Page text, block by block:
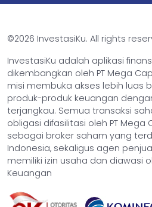
©2026 InvestasiKu. All rights
InvestasiKu adalah aplikasi
dikembangkan oleh PT Mega
misi membuka akses lebih luas
produk-produk keuangan
terjangkau. Semua transaksi
obligasi difasilitasi oleh PT Mega
sebagai broker saham yang
Indonesia, sekaligus agen
memiliki izin usaha dan diawasi
Keuangan